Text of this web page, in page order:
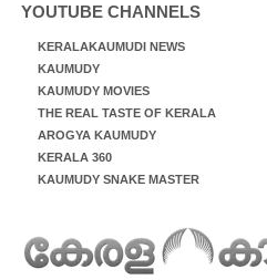
YOUTUBE CHANNELS
KERALAKAUMUDI NEWS
KAUMUDY
KAUMUDY MOVIES
THE REAL TASTE OF KERALA
AROGYA KAUMUDY
KERALA 360
KAUMUDY SNAKE MASTER